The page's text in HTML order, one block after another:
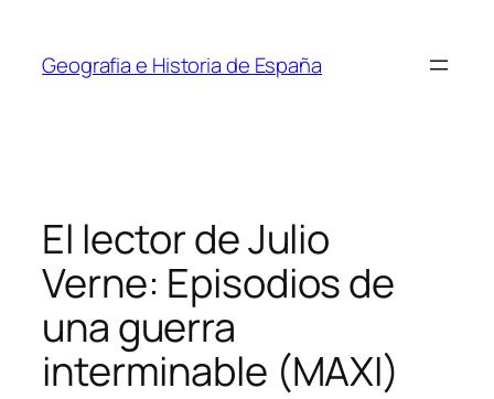
contenido
Geografia e Historia de España
El lector de Julio
Verne: Episodios de
una guerra
interminable (MAXI)